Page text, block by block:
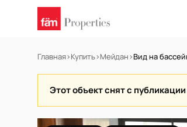
Главная›Купить›Мейдан›Вид на
Этот объект снят с публикации